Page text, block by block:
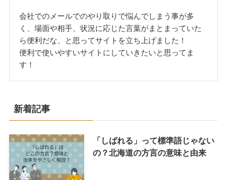
会社でのメールでのやり取りで悩んでしまう事が多
く、場面や相手、状況に応じた言葉がまとまっていた
ら便利だな、と思ってサイトを立ち上げました！
便利で使いやすいサイトにしていきたいと思ってま
す！
新着記事
「しばれる」って標準語じゃない
の？北海道の方言の意味と由来